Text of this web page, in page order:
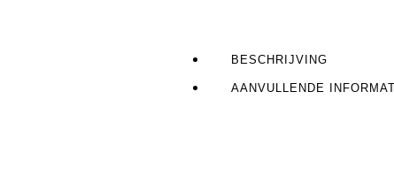
BESCHRIJVING
AANVULLENDE